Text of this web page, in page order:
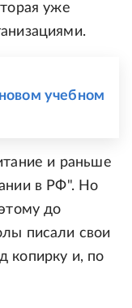
уже
учебном
и раньше
в РФ". Но
до
писали свои
копирку и, по